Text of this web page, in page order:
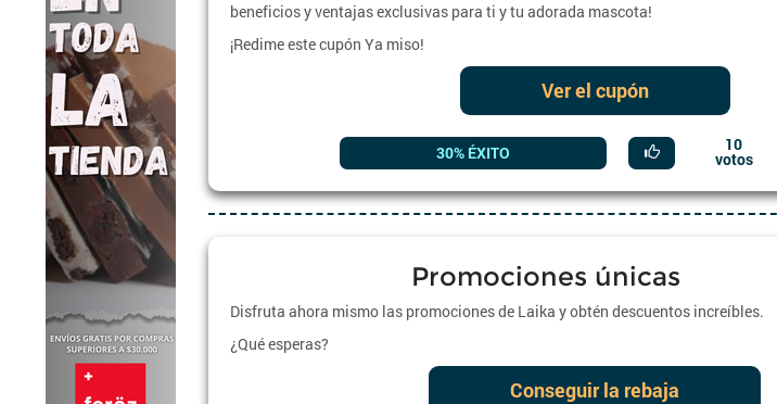
beneficios y ventajas exclusivas para ti y tu adorada mascota!
¡Redime este cupón Ya miso!
Ver el cupón
30% ÉXITO 10
votos
Promociones únicas
Disfruta ahora mismo las promociones de Laika y obtén descuentos increíbles.
¿Qué esperas?
Conseguir la rebaja